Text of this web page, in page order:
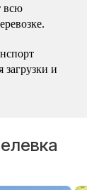
всю
загрузки и